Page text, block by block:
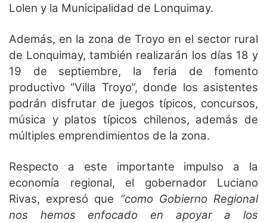
Lolen y la Municipalidad de Lonquimay.
Además, en la zona de Troyo en el sector rural
de Lonquimay, también realizarán los días 18 y
19 de septiembre, la feria de fomento
productivo “Villa Troyo”, donde los asistentes
podrán disfrutar de juegos típicos, concursos,
música y platos típicos chilenos, además de
múltiples emprendimientos de la zona.
Respecto a este importante impulso a la
economía regional, el gobernador Luciano
Rivas, expresó que “como Gobierno Regional
nos hemos enfocado en apoyar a los